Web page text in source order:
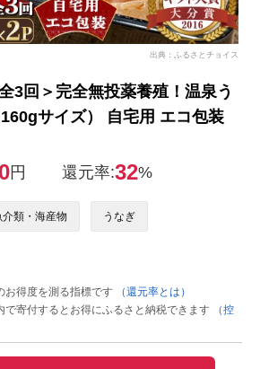
出典：ふるさとチョイス
3回＞完全無投薬養殖！温泉う
サイズ） 自宅用 エコ包装
円 還元率:32%
介類・海産物 うなぎ
得度を測る指標です
（還元率とは）
寄付するとお得にふるさと納税できます
（控